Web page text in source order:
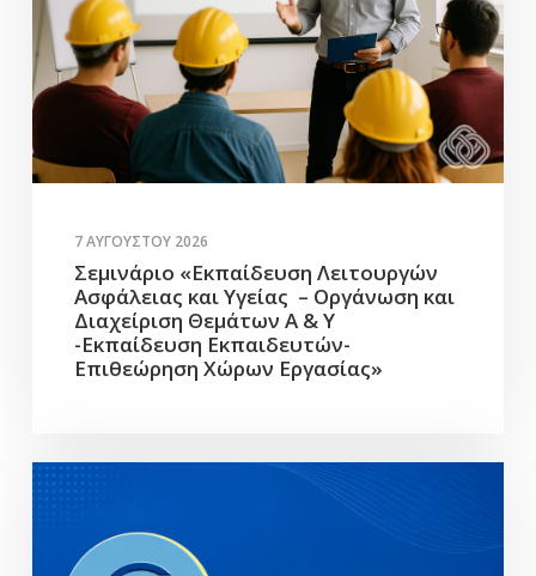
7 ΑΥΓΟΎΣΤΟΥ 2026
Σεμινάριο «Εκπαίδευση Λειτουργών
Ασφάλειας και Υγείας – Οργάνωση και
Διαχείριση Θεμάτων Α & Υ
-Εκπαίδευση Εκπαιδευτών-
Επιθεώρηση Χώρων Εργασίας»